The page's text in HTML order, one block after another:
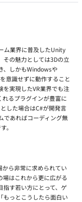
ム業界に普及したUnity
その魅力としては3Dの立
、しかもWindowsや
意識せずに動作すること
を実現したVR業界でも注
るプラグインが豊富に
した場合はC#が開発言
であればコーディング無
。
ら非常に求められてい
場はこれから更に広がる
指す若い方にとって、ゲ
もっとこうしたら面白い